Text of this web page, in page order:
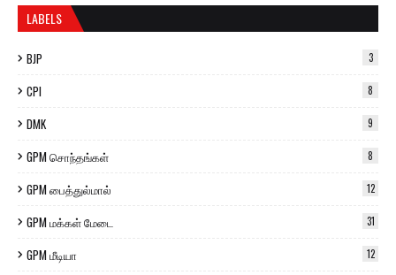
LABELS
BJP 3
CPI 8
DMK 9
GPM சொந்தங்கள் 8
GPM பைத்துல்மால் 12
GPM மக்கள் மேடை 31
GPM மீடியா 12